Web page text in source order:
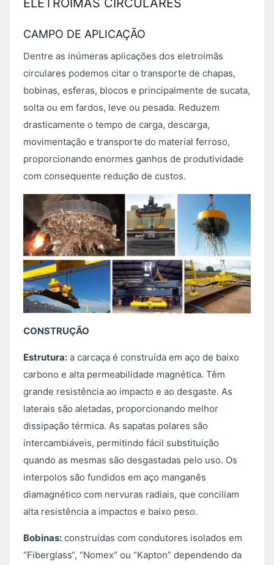
CAMPO DE APLICAÇÃO
Dentre as inúmeras aplicações dos eletroímãs
circulares podemos citar o transporte de chapas,
bobinas, esferas, blocos e principalmente de sucata,
solta ou em fardos, leve ou pesada. Reduzem
drasticamente o tempo de carga, descarga,
movimentação e transporte do material ferroso,
proporcionando enormes ganhos de produtividade
com consequente redução de custos.
CONSTRUÇÃO
Estrutura: a carcaça é construída em aço de baixo
carbono e alta permeabilidade magnética. Têm
grande resistência ao impacto e ao desgaste. As
laterais são aletadas, proporcionando melhor
dissipação térmica. As sapatas polares são
intercambiáveis, permitindo fácil substituição
quando as mesmas são desgastadas pelo uso. Os
interpolos são fundidos em aço manganês
diamagnético com nervuras radiais, que conciliam
alta resistência a impactos e baixo peso.
Bobinas: construídas com condutores isolados em
“Fiberglass“, “Nomex” ou “Kapton” dependendo da